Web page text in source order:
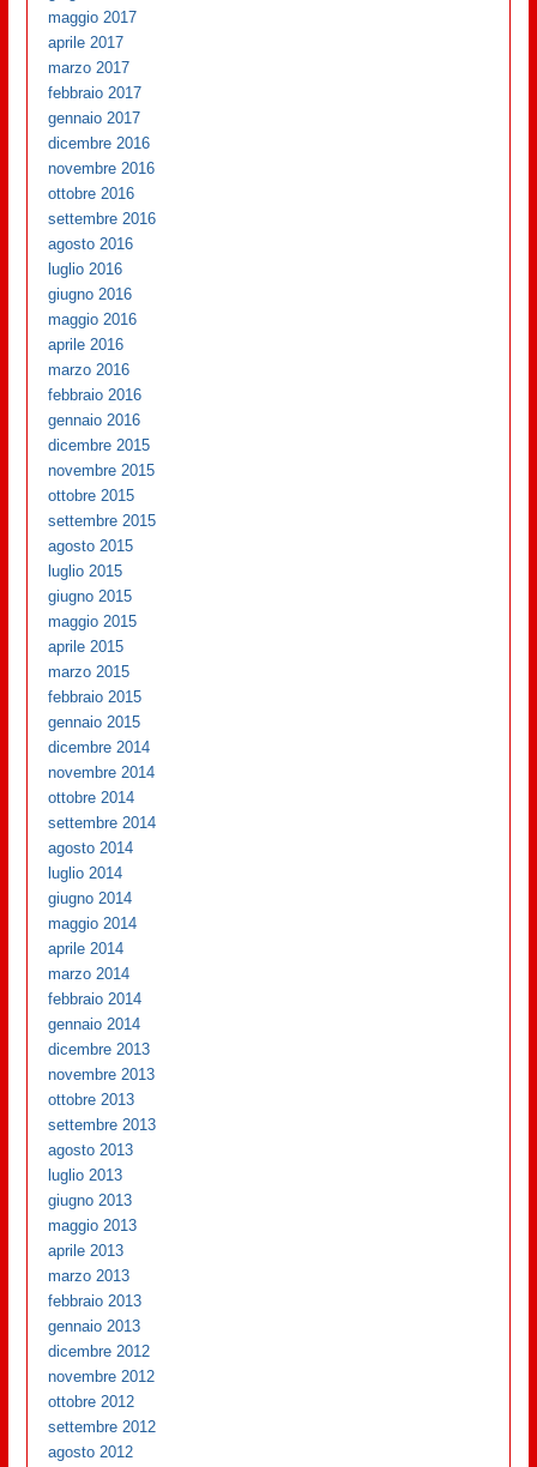
maggio 2017
aprile 2017
marzo 2017
febbraio 2017
gennaio 2017
dicembre 2016
novembre 2016
ottobre 2016
settembre 2016
agosto 2016
luglio 2016
giugno 2016
maggio 2016
aprile 2016
marzo 2016
febbraio 2016
gennaio 2016
dicembre 2015
novembre 2015
ottobre 2015
settembre 2015
agosto 2015
luglio 2015
giugno 2015
maggio 2015
aprile 2015
marzo 2015
febbraio 2015
gennaio 2015
dicembre 2014
novembre 2014
ottobre 2014
settembre 2014
agosto 2014
luglio 2014
giugno 2014
maggio 2014
aprile 2014
marzo 2014
febbraio 2014
gennaio 2014
dicembre 2013
novembre 2013
ottobre 2013
settembre 2013
agosto 2013
luglio 2013
giugno 2013
maggio 2013
aprile 2013
marzo 2013
febbraio 2013
gennaio 2013
dicembre 2012
novembre 2012
ottobre 2012
settembre 2012
agosto 2012